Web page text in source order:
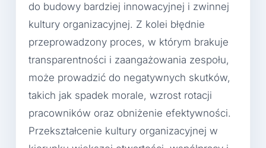
do budowy bardziej innowacyjnej i zwinnej
kultury organizacyjnej. Z kolei błędnie
przeprowadzony proces, w którym brakuje
transparentności i zaangażowania zespołu,
może prowadzić do negatywnych skutków,
takich jak spadek morale, wzrost rotacji
pracowników oraz obniżenie efektywności.
Przekształcenie kultury organizacyjnej w